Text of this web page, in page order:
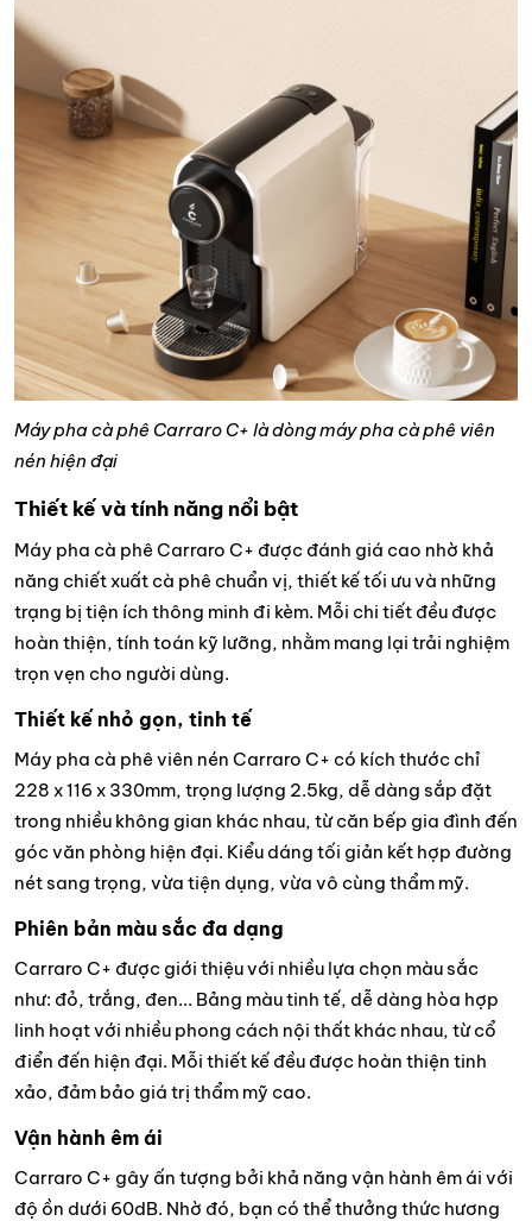
Máy pha cà phê Carraro C+ là dòng máy pha cà phê viên
nén hiện đại
Thiết kế và tính năng nổi bật
Máy pha cà phê Carraro C+ được đánh giá cao nhờ khả
năng chiết xuất cà phê chuẩn vị, thiết kế tối ưu và những
trạng bị tiện ích thông minh đi kèm. Mỗi chi tiết đều được
hoàn thiện, tính toán kỹ lưỡng, nhằm mang lại trải nghiệm
trọn vẹn cho người dùng.
Thiết kế nhỏ gọn, tinh tế
Máy pha cà phê viên nén Carraro C+ có kích thước chỉ
228 x 116 x 330mm, trọng lượng 2.5kg, dễ dàng sắp đặt
trong nhiều không gian khác nhau, từ căn bếp gia đình đến
góc văn phòng hiện đại. Kiểu dáng tối giản kết hợp đường
nét sang trọng, vừa tiện dụng, vừa vô cùng thẩm mỹ.
Phiên bản màu sắc đa dạng
Carraro C+ được giới thiệu với nhiều lựa chọn màu sắc
như: đỏ, trắng, đen... Bảng màu tinh tế, dễ dàng hòa hợp
linh hoạt với nhiều phong cách nội thất khác nhau, từ cổ
điển đến hiện đại. Mỗi thiết kế đều được hoàn thiện tinh
xảo, đảm bảo giá trị thẩm mỹ cao.
Vận hành êm ái
Carraro C+ gây ấn tượng bởi khả năng vận hành êm ái với
độ ồn dưới 60dB. Nhờ đó, bạn có thể thưởng thức hương